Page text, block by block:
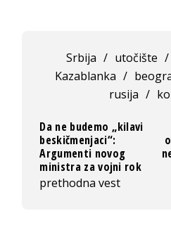
Srbija / utočište /
Kazablanka /
rusija /
Da ne budemo „kilavi
beskičmenjaci“:
Argumenti novog
ministra za vojni rok
prethodna vest